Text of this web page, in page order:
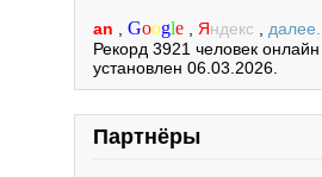
an Google Яндекс
далее...
Рекорд 3921 человек онлайн
установлен 06.03.2026.
Партнёры